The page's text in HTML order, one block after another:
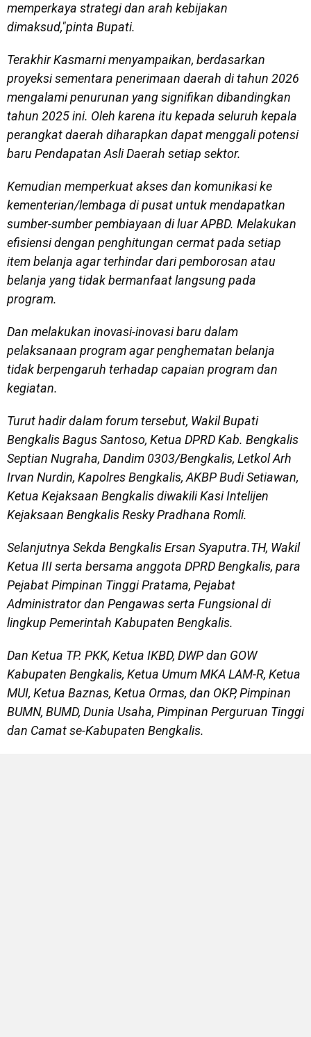
memperkaya strategi dan arah kebijakan
dimaksud,"pinta Bupati.
Terakhir Kasmarni menyampaikan, berdasarkan
proyeksi sementara penerimaan daerah di tahun 2026
mengalami penurunan yang signifikan dibandingkan
tahun 2025 ini. Oleh karena itu kepada seluruh kepala
perangkat daerah diharapkan dapat menggali potensi
baru Pendapatan Asli Daerah setiap sektor.
Kemudian memperkuat akses dan komunikasi ke
kementerian/lembaga di pusat untuk mendapatkan
sumber-sumber pembiayaan di luar APBD. Melakukan
efisiensi dengan penghitungan cermat pada setiap
item belanja agar terhindar dari pemborosan atau
belanja yang tidak bermanfaat langsung pada
program.
Dan melakukan inovasi-inovasi baru dalam
pelaksanaan program agar penghematan belanja
tidak berpengaruh terhadap capaian program dan
kegiatan.
Turut hadir dalam forum tersebut, Wakil Bupati
Bengkalis Bagus Santoso, Ketua DPRD Kab. Bengkalis
Septian Nugraha, Dandim 0303/Bengkalis, Letkol Arh
Irvan Nurdin, Kapolres Bengkalis, AKBP Budi Setiawan,
Ketua Kejaksaan Bengkalis diwakili Kasi Intelijen
Kejaksaan Bengkalis Resky Pradhana Romli.
Selanjutnya Sekda Bengkalis Ersan Syaputra.TH, Wakil
Ketua III serta bersama anggota DPRD Bengkalis, para
Pejabat Pimpinan Tinggi Pratama, Pejabat
Administrator dan Pengawas serta Fungsional di
lingkup Pemerintah Kabupaten Bengkalis.
Dan Ketua TP. PKK, Ketua IKBD, DWP dan GOW
Kabupaten Bengkalis, Ketua Umum MKA LAM-R, Ketua
MUI, Ketua Baznas, Ketua Ormas, dan OKP, Pimpinan
BUMN, BUMD, Dunia Usaha, Pimpinan Perguruan Tinggi
dan Camat se-Kabupaten Bengkalis.